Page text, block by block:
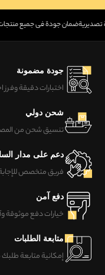
ضمان جودة في جميعتصديرية
جودة مضمونة
اختبارات دقيقة وفرز
شحن دولي
تنسيق شحن من
دعم على مدار
فريق متخصص
دفع آمن
خيارات دفع موثوقة
متابعة الطلبات
إمكانية متابعة